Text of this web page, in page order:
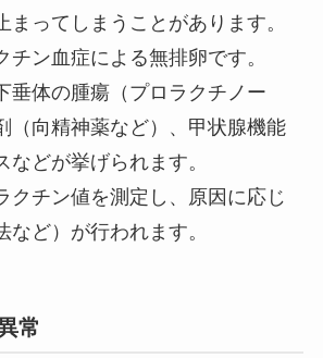
まってしまうことがあります。
チン血症による無排卵です。
垂体の腫瘍（プロラクチノー
（向精神薬など）、甲状腺機能
などが挙げられます。
クチン値を測定し、原因に応じ
など）が行われます。
常